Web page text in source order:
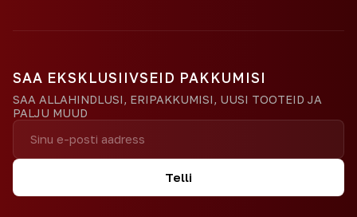
SAA EKSKLUSIIVSEID PAKKUMISI
SAA ALLAHINDLUSI, ERIPAKKUMISI, UUSI TOOTEID JA
PALJU MUUD
Telli